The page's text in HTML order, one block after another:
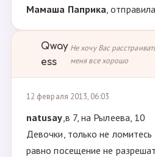
Мамаша Паприка,
Qway
ess
Не хочу Вас
меня все хорошо
12 февраля 2013, 06:03
natusay,в 7, на Рылеева, 10
Девочки, только не
равно посещение не